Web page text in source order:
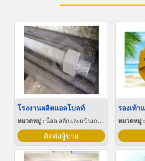
โรงงานผลิตแอลโบลท์
หมวดหมู่ : น็อต สลักและแป้นเกลียว
ติดต่อผู้ขาย
หมวดหมู่ :